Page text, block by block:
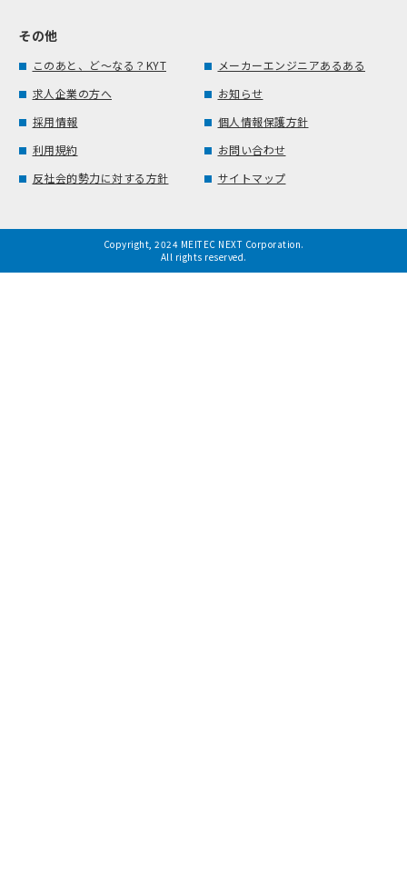
その他
このあと、ど～なる？KYT
メーカーエンジニアあるある
求人企業の方へ
お知らせ
採用情報
個人情報保護方針
利用規約
お問い合わせ
反社会的勢力に対する方針
サイトマップ
Copyright, 2024 MEITEC NEXT Corporation.
All rights reserved.